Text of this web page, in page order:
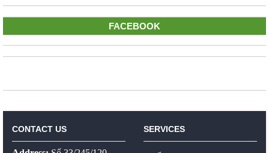
FACEBOOK
CONTACT US SERVICES